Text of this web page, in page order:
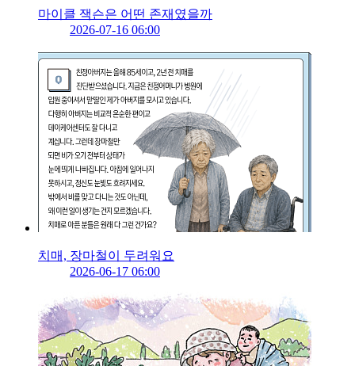
마이클 잭슨은 어떤 존재였을까
2026-07-16 06:00
치매, 장마철이 두려워요
2026-06-17 06:00